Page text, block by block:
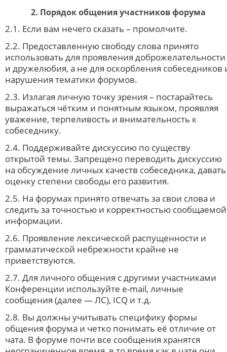
2. Порядок общения участников форума
2.1. Если вам нечего сказать – промолчите.
2.2. Предоставленную свободу слова принято
использовать для проявления доброжелательности
и дружелюбия, а не для оскорбления собеседников
нарушения тематики форумов.
2.3. Излагая личную точку зрения – постарайтесь
выражаться чётким и понятным языком, проявляя
уважение, терпеливость и внимательность к
собеседнику.
2.4. Поддерживайте дискуссию по существу
открытой темы. Запрещено переводить дискуссию
на обсуждение личных качеств собеседника, давать
оценку степени свободы его развития.
2.5. На форумах принято отвечать за свои слова и
следить за точностью и корректностью сообщаемой
информации.
2.6. Проявление лексической распущенности и
грамматической небрежности крайне не
приветствуются.
2.7. Для личного общения с другими участниками
Конференции используйте e-mail, личные
сообщения (далее — ЛС), ICQ и т.д.
2.8. Вы должны учитывать специфику формы
общения форума и четко понимать её отличие от
чата. В форуме почти все сообщения хранятся